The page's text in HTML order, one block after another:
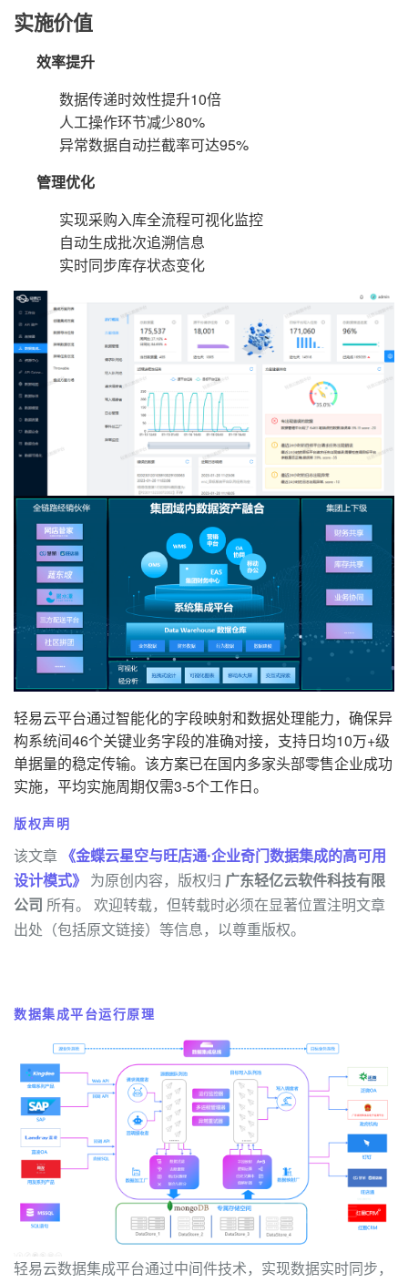
实施价值
效率提升
数据传递时效性提升10倍
人工操作环节减少80%
异常数据自动拦截率可达95%
管理优化
实现采购入库全流程可视化监控
自动生成批次追溯信息
实时同步库存状态变化
轻易云平台通过智能化的字段映射和数据处理能力，确保异
构系统间46个关键业务字段的准确对接，支持日均10万+级
单据量的稳定传输。该方案已在国内多家头部零售企业成功
实施，平均实施周期仅需3-5个工作日。
版权声明
该文章 《金蝶云星空与旺店通·企业奇门数据集成的高可用
设计模式》 为原创内容，版权归 广东轻亿云软件科技有限
公司 所有。 欢迎转载，但转载时必须在显著位置注明文章
出处（包括原文链接）等信息，以尊重版权。
数据集成平台运行原理
轻易云数据集成平台通过中间件技术，实现数据实时同步，